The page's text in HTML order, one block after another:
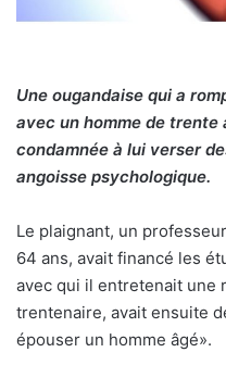
Une ougandaise qui a
avec un homme de trente
condamnée à lui verser
angoisse psychologique.
Le plaignant, un
64 ans, avait financé les
avec qui il entretenait une
trentenaire, avait ensuite
épouser un homme âgé».